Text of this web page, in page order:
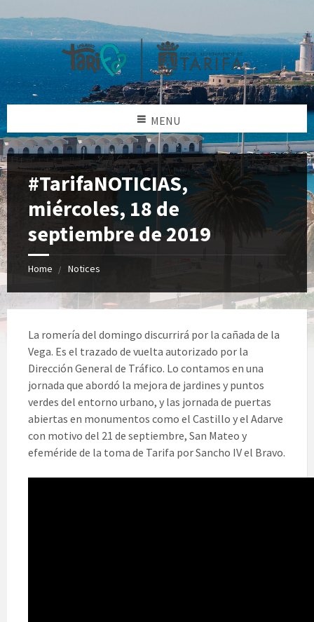
MENU
#TarifaNOTICIAS,
miércoles, 18 de
septiembre de 2019
Home Notices
La romería del domingo discurrirá por la cañada de la
Vega. Es el trazado de vuelta autorizado por la
Dirección General de Tráfico. Lo contamos en una
jornada que abordó la mejora de jardines y puntos
verdes del entorno urbano, y las jornada de puertas
abiertas en monumentos como el Castillo y el Adarve
con motivo del 21 de septiembre, San Mateo y
efeméride de la toma de Tarifa por Sancho IV el Bravo.